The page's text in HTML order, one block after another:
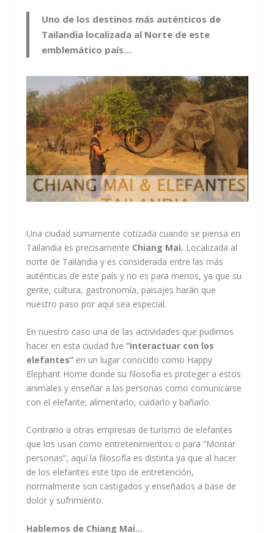
Uno de los destinos más auténticos de
Tailandia localizada al Norte de este
emblemático país…
Una ciudad sumamente cotizada cuando se piensa en
Tailandia es precisamente Chiang Mai. Localizada al
norte de Tailandia y es considerada entre las más
auténticas de este país y no es para menos, ya que su
gente, cultura, gastronomía, paisajes harán que
nuestro paso por aquí sea especial.
En nuestro caso una de las actividades que pudimos
hacer en esta ciudad fue “interactuar con los
elefantes” en un lugar conocido como Happy
Elephant Home donde su filosofía es proteger a estos
animales y enseñar a las personas como comunicarse
con el elefante; alimentarlo, cuidarlo y bañarlo.
Contrario a otras empresas de turismo de elefantes
que los usan como entretenimientos o para “Montar
personas”, aquí la filosofía es distinta ya que al hacer
de los elefantes este tipo de entretención,
normalmente son castigados y enseñados a base de
dolor y sufrimiento.
Hablemos de Chiang Mai…